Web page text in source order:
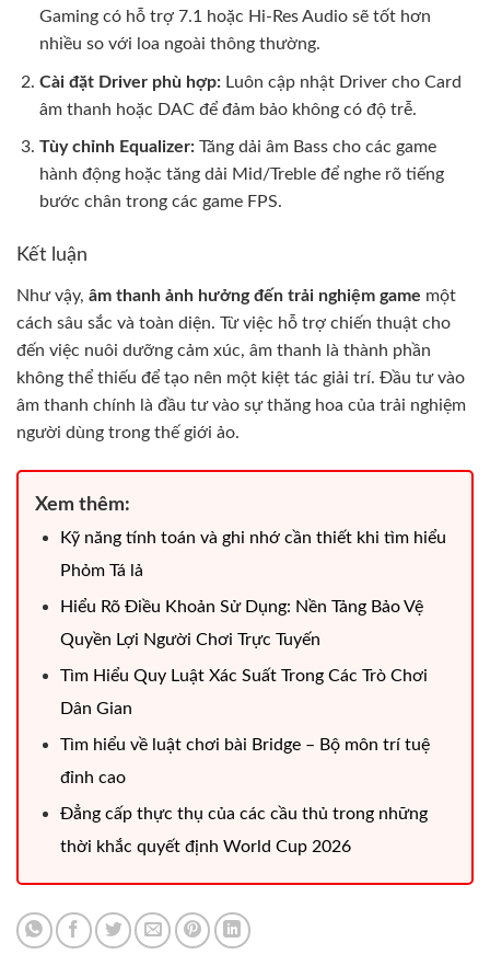
Gaming có hỗ trợ 7.1 hoặc Hi-Res Audio sẽ tốt hơn
nhiều so với loa ngoài thông thường.
Cài đặt Driver phù hợp:Luôn cập nhật Driver cho Card
âm thanh hoặc DAC để đảm bảo không có độ trễ.
Tùy chỉnh Equalizer:Tăng dải âm Bass cho các game
hành động hoặc tăng dải Mid/Treble để nghe rõ tiếng
bước chân trong các game FPS.
Kết luận
Như vậy, âm thanh ảnh hưởng đến trải nghiệm game một
cách sâu sắc và toàn diện. Từ việc hỗ trợ chiến thuật cho
đến việc nuôi dưỡng cảm xúc, âm thanh là thành phần
không thể thiếu để tạo nên một kiệt tác giải trí. Đầu tư vào
âm thanh chính là đầu tư vào sự thăng hoa của trải nghiệm
người dùng trong thế giới ảo.
Xem thêm:
Kỹ năng tính toán và ghi nhớ cần thiết khi tìm hiểu
Phỏm Tá lả
Hiểu Rõ Điều Khoản Sử Dụng: Nền Tảng Bảo Vệ
Quyền Lợi Người Chơi Trực Tuyến
Tìm Hiểu Quy Luật Xác Suất Trong Các Trò Chơi
Dân Gian
Tìm hiểu về luật chơi bài Bridge – Bộ môn trí tuệ
đỉnh cao
Đẳng cấp thực thụ của các cầu thủ trong những
thời khắc quyết định World Cup 2026